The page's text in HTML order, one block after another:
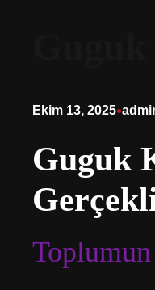
Ekim 13, 2025•
Guguk